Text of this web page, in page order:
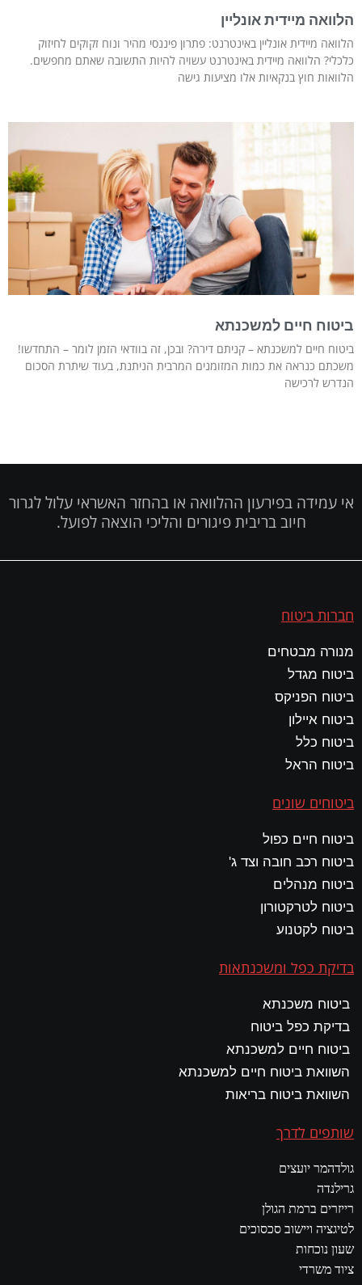
הלוואה מיידית אונליין
הלוואה מיידית אונליין באינטרנט: פתרון פיננסי מהיר ונוח זקוקים לחיזוק
כלכלי? הלוואה מיידית באינטרנט עשויה להיות התשובה שאתם מחפשים.
הלוואות חוץ בנקאיות אלו מציעות גישה
ביטוח חיים למשכנתא
ביטוח חיים למשכנתא – קניתם דירה? ובכן, זה בוודאי הזמן לומר – התחדשו!
משכתם כנראה את כמות המזומנים המרבית הניתנת, בעוד שיתרת הסכום
הנדרש לרכישה
אי עמידה בפירעון ההלוואה או בהחזר האשראי עלול לגרור
חיוב בריבית פיגורים והליכי הוצאה לפועל.
חברות ביטוח
מנורה מבטחים
ביטוח מגדל
ביטוח הפניקס
ביטוח איילון
ביטוח כלל
ביטוח הראל
ביטוחים שונים
ביטוח חיים כפול
ביטוח רכב חובה וצד ג'
ביטוח מנהלים
ביטוח לטרקטורון
ביטוח לקטנוע
בדיקת כפל ומשכנתאות
ביטוח משכנתא
בדיקת כפל ביטוח
ביטוח חיים למשכנתא
השוואת ביטוח חיים למשכנתא
השוואת ביטוח בריאות
שותפים לדרך
גולדהמר יועצים
גרילנדה
רייזרים ברמת הגולן
לטיגציה ויישוב סכסוכים
שעון נוכחות
ציוד משרדי